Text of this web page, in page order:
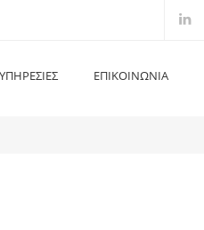
ΕΠΙΚΟΙΝΩΝΙΑ